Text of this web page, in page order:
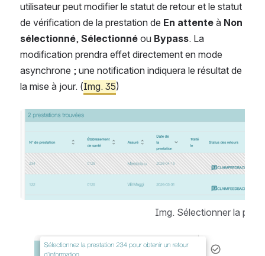
utilisateur peut modifier le statut de retour et le statut
de vérification de la prestation de En attente à Non
sélectionné, Sélectionné ou Bypass. La
modification prendra effet directement en mode
asynchrone ; une notification indiquera le résultat de
la mise à jour. (Img. 35)
Open
Img. Sélectionner la
Open